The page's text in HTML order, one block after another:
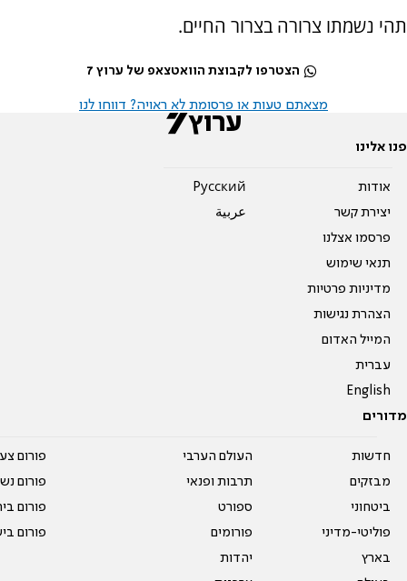
תהי נשמתו צרורה בצרור החיים.
הצטרפו לקבוצת הוואטצאפ של ערוץ 7
מצאתם טעות או פרסומת לא ראויה? דווחו לנו
פנו אלינו
אודות
יצירת קשר
פרסמו אצלנו
תנאי שימוש
מדיניות פרטיות
הצהרת נגישות
המייל האדום
עברית
English
Pусский
عربية
מדורים
חדשות
מבזקים
ביטחוני
פוליטי-מדיני
בארץ
העולם הערבי
תרבות ופנאי
ספורט
פורומים
יהדות
פורום
פורום
פורום
פורום